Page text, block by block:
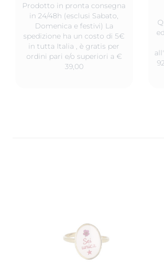
Prodotto in pronta consegna
in 24/48h (esclusi Sabato,
Domenica e festivi) La
spedizione ha un costo di 5€
in tutta Italia , è gratis per
ordini pari e/o superiori a €
39,00